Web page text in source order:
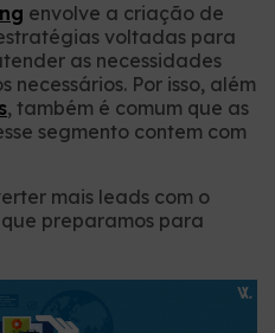
envolve a criação de
voltadas para
as necessidades
necessários. Por isso, além
, também é comum que as
segmento contem com
mais leads com o
preparamos para